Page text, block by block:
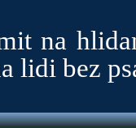
na
lidi bez